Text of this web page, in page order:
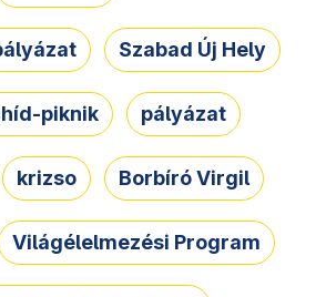
Szabad Új Hely
piknik pályázat
krizso Borbíró Virgil
Világélelmezési Program